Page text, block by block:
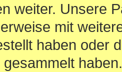
weiter. Unsere
mit
haben oder
gesammelt haben.